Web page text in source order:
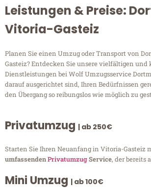
Leistungen & Preise:
Vitoria-Gasteiz
Planen Sie einen Umzug oder Transport von
Gasteiz? Entdecken Sie unsere vielfältigen
Dienstleistungen bei Wolf Umzugsservice
darauf ausgerichtet sind, Ihren Bedürfnissen
den Übergang so reibungslos wie möglich zu
Privatumzug | ab 250€
Starten Sie Ihren Neuanfang in Vitoria-Gasteiz
umfassendenPrivatumzugService, der bereits
Mini Umzug | ab 100€